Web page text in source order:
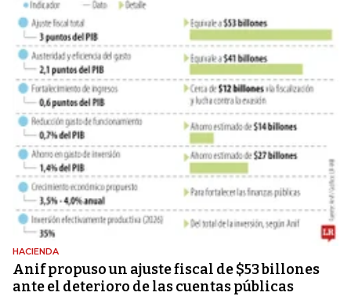
HACIENDA
Anif propuso un ajuste fiscal de $53 billones
ante el deterioro de las cuentas públicas